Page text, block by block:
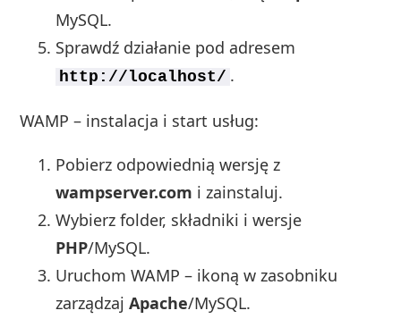
MySQL.
Sprawdź działanie pod adresem
http://localhost/ .
WAMP – instalacja i start usług:
Pobierz odpowiednią wersję z
wampserver.com i zainstaluj.
Wybierz folder, składniki i wersje
PHP/MySQL.
Uruchom WAMP – ikoną w zasobniku
zarządzajApache/MySQL.